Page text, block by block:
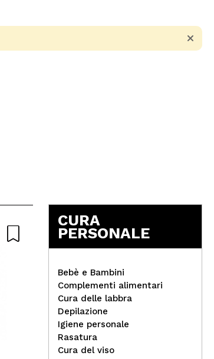
Magic Studio - Palette di
ombretti glitterati
CURA
PERSONALE
Bebè e Bambini
Complementi alimentari
Cura delle labbra
Depilazione
Igiene personale
Rasatura
Cura del viso